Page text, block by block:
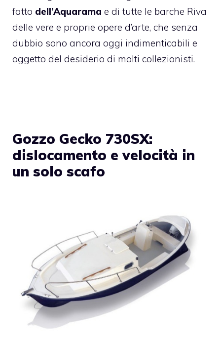
fatto dell’Aquarama e di tutte le barche Riva
delle vere e proprie opere d’arte, che senza
dubbio sono ancora oggi indimenticabili e
oggetto del desiderio di molti collezionisti.
Gozzo Gecko 730SX:
dislocamento e velocità in
un solo scafo